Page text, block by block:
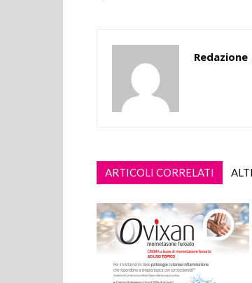
Redazione
ARTICOLI CORRELATI